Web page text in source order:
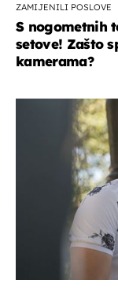
ZAMIJENILI POSLOVE
S nogometnih
setove! Zašto
kamerama?